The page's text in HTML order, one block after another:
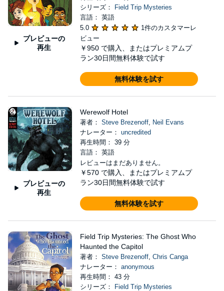
プレビューの
再生
シリーズ：
Field Trip Mysteries
言語： 英語
5.0
1件のカスタマーレ
ビュー
￥950 で購入、またはプレミアムプ
ラン30日間無料体験で試す
無料体験を試す
プレビューの
再生
Werewolf Hotel
著者： Steve Brezenoff, Neil Evans
ナレーター： uncredited
再生時間： 39 分
言語： 英語
レビューはまだありません。
￥570 で購入、またはプレミアムプ
ラン30日間無料体験で試す
無料体験を試す
Field Trip Mysteries: The Ghost Who
Haunted the Capitol
著者： Steve Brezenoff, Chris Canga
ナレーター： anonymous
再生時間： 43 分
シリーズ：
Field Trip Mysteries